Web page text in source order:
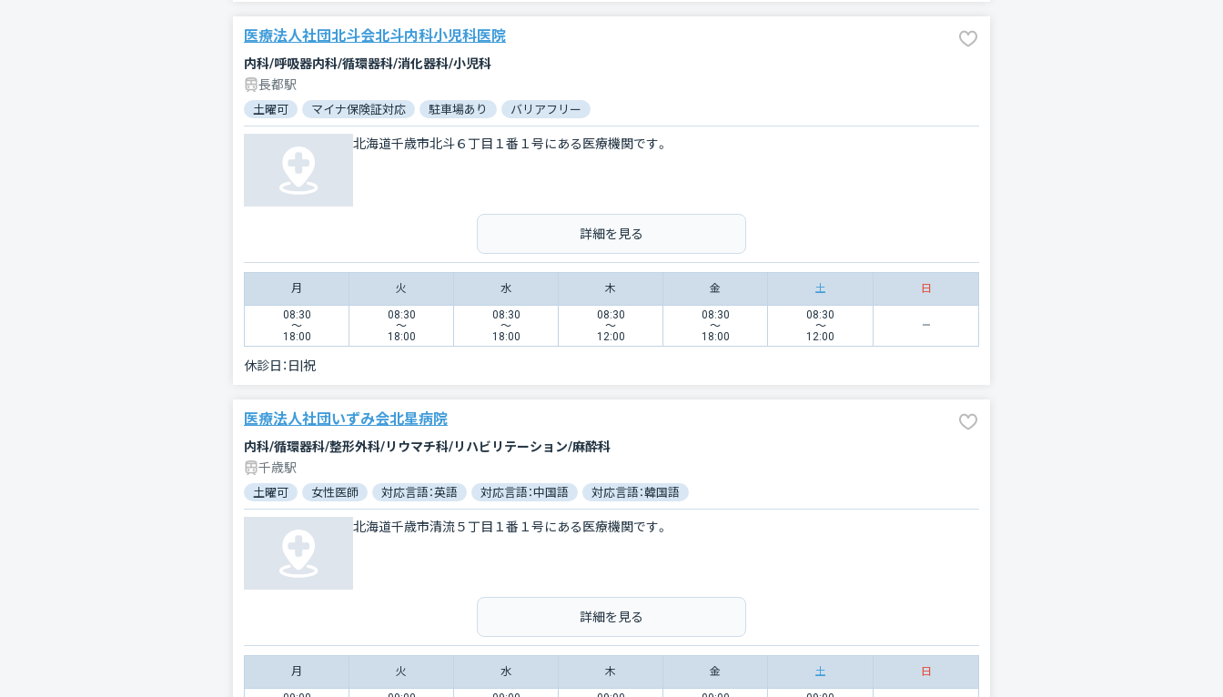
医療法人社団北斗会北斗内科小児科医院
内科/呼吸器内科/循環器科/消化器科/小児科
長都駅
土曜可 マイナ保険証対応 駐車場あり バリアフリー
北海道千歳市北斗６丁目１番１号にある医療機関です。
詳細を見る
月 火 水 木 金 土 日
08:30
〜
18:00
08:30
〜
18:00
08:30
〜
18:00
08:30
〜
12:00
08:30
〜
18:00
08:30
〜
12:00
休診日： 日|祝
医療法人社団いずみ会北星病院
内科/循環器科/整形外科/リウマチ科/リハビリテーション/麻酔科
千歳駅
土曜可 女性医師 対応言語：英語 対応言語：中国語 対応言語：韓国語
北海道千歳市清流５丁目１番１号にある医療機関です。
詳細を見る
月 火 水 木 金 土 日